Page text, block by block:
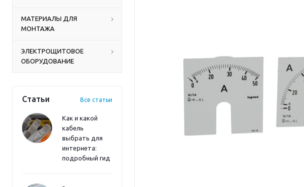
МАТЕРИАЛЫ ДЛЯ
МОНТАЖА
ЭЛЕКТРОЩИТОВОЕ
ОБОРУДОВАНИЕ
Статьи Все статьи
Как и какой
кабель
выбрать для
интернета:
подробный гид